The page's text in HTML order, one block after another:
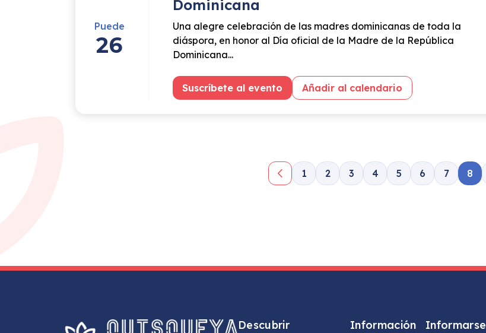
Puede
26
Dominicana
Una alegre celebración de las madres dominicanas de toda la
diáspora, en honor al Día oficial de la Madre de la República
Dominicana...
Suscríbete al evento Añadir al calendario
1 2 3 4 5 6 7 8
Descubrir Información Informarse